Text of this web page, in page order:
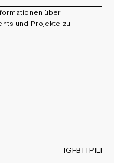
über
und Projekte zu
IGFBTTPILI